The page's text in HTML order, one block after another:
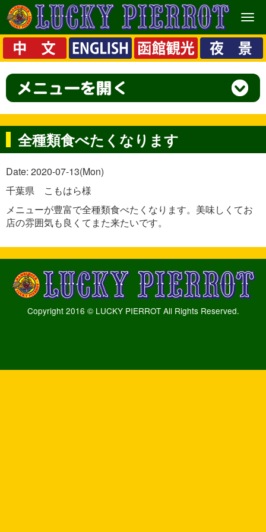
メ
ニ
ュ
ー
全種類食べたくなります
Date: 2020-07-13(Mon)
千葉県 こもはら様
メニューが豊富で全種類食べたくなります。美味しくてお
店の雰囲気も良くてまた来たいです。
Copyright 2016 © LUCKY PIERROT All Rights Reserved.